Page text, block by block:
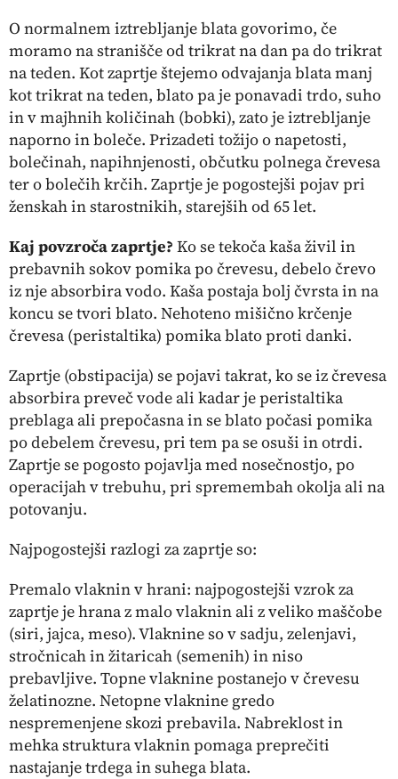
O normalnem iztrebljanje blata govorimo, če
moramo na stranišče od trikrat na dan pa do trikrat
na teden. Kot zaprtje štejemo odvajanja blata manj
kot trikrat na teden, blato pa je ponavadi trdo, suho
in v majhnih količinah (bobki), zato je iztrebljanje
naporno in boleče. Prizadeti tožijo o napetosti,
bolečinah, napihnjenosti, občutku polnega črevesa
ter o bolečih krčih. Zaprtje je pogostejši pojav pri
ženskah in starostnikih, starejših od 65 let.
Kaj povzroča zaprtje? Ko se tekoča kaša živil in
prebavnih sokov pomika po črevesu, debelo črevo
iz nje absorbira vodo. Kaša postaja bolj čvrsta in na
koncu se tvori blato. Nehoteno mišično krčenje
črevesa (peristaltika) pomika blato proti danki.
Zaprtje (obstipacija) se pojavi takrat, ko se iz črevesa
absorbira preveč vode ali kadar je peristaltika
preblaga ali prepočasna in se blato počasi pomika
po debelem črevesu, pri tem pa se osuši in otrdi.
Zaprtje se pogosto pojavlja med nosečnostjo, po
operacijah v trebuhu, pri spremembah okolja ali na
potovanju.
Najpogostejši razlogi za zaprtje so:
Premalo vlaknin v hrani: najpogostejši vzrok za
zaprtje je hrana z malo vlaknin ali z veliko maščobe
(siri, jajca, meso). Vlaknine so v sadju, zelenjavi,
stročnicah in žitaricah (semenih) in niso
prebavljive. Topne vlaknine postanejo v črevesu
želatinozne. Netopne vlaknine gredo
nespremenjene skozi prebavila. Nabreklost in
mehka struktura vlaknin pomaga preprečiti
nastajanje trdega in suhega blata.